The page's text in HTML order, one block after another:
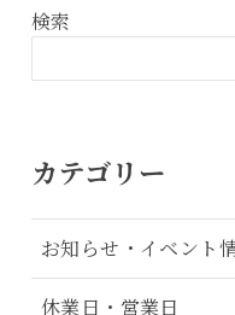
検索
カテゴリー
お知らせ・イベント
休業日・営業日